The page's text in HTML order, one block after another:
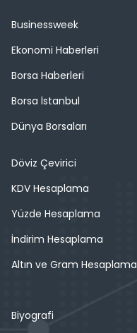
Businessweek
Ekonomi Haberleri
Borsa Haberleri
Borsa İstanbul
Dünya Borsaları
Döviz Çevirici
KDV Hesaplama
Yüzde Hesaplama
İndirim Hesaplama
Altın ve Gram Hesaplama
Biyografi